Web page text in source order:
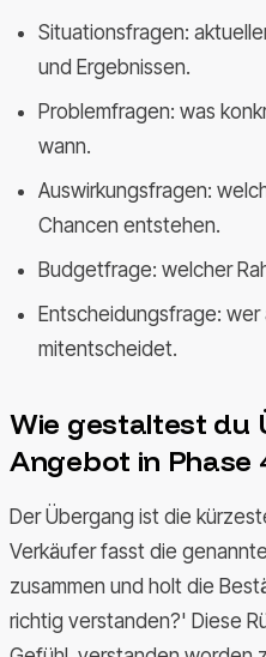
Situationsfragen:
und Ergebnissen.
Problemfragen: was
wann.
Auswirkungsfragen:
Chancen entstehen.
Budgetfrage: welcher
Entscheidungsfrage:
mitentscheidet.
Wie gestaltest du
Angebot in Phase
Der Übergang ist die
Verkäufer fasst die
zusammen und holt die
richtig verstanden?' Diese